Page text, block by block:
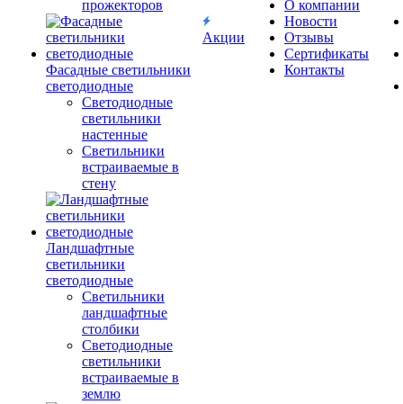
прожекторов
Фасадные светильники
светодиодные
Светодиодные
светильники
настенные
Светильники
встраиваемые в
стену
Ландшафтные
светильники
светодиодные
Светильники
ландшафтные
столбики
Светодиодные
светильники
встраиваемые в
землю
Акции
О компании
Новости
Отзывы
Сертификаты
Контакты